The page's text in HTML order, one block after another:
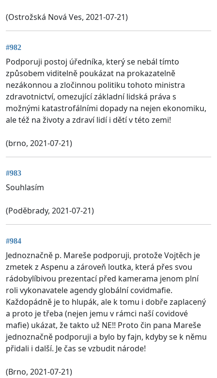
(Ostrožská Nová Ves, 2021-07-21)
#982
Podporuji postoj úředníka, který se nebál tímto
způsobem viditelně poukázat na prokazatelně
nezákonnou a zločinnou politiku tohoto ministra
zdravotnictví, omezující základní lidská práva s
možnými katastrofálními dopady na nejen ekonomiku,
ale též na životy a zdraví lidí i dětí v této zemi!
(brno, 2021-07-21)
#983
Souhlasím
(Poděbrady, 2021-07-21)
#984
Jednoznačně p. Mareše podporuji, protože Vojtěch je
zmetek z Aspenu a zároveň loutka, která přes svou
rádobylíbivou prezentací před kamerama jenom plní
roli vykonavatele agendy globální covidmafie.
Každopádně je to hlupák, ale k tomu i dobře zaplacený
a proto je třeba (nejen jemu v rámci naší covidové
mafie) ukázat, že takto už NE!! Proto čin pana Mareše
jednoznačně podporuji a bylo by fajn, kdyby se k němu
přidali i další. Je čas se vzbudit národe!
(Brno, 2021-07-21)